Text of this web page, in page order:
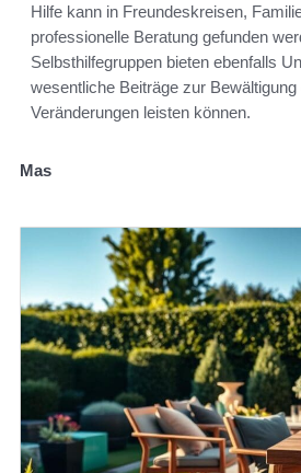
Hilfe kann in Freundeskreisen,
professionelle Beratung gefunden
Selbsthilfegruppen bieten ebenfalls
wesentliche Beiträge zur
Veränderungen leisten können.
Mas